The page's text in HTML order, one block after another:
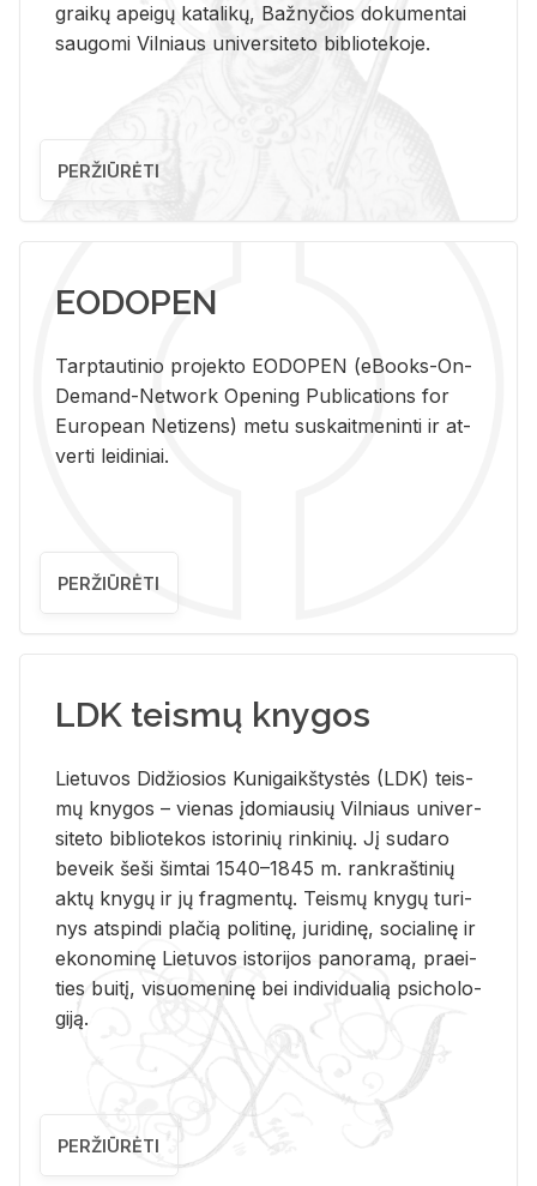
graikų apeigų katalikų, Bažnyčios dokumentai
saugomi Vilniaus universiteto bibliotekoje.
PERŽIŪRĖTI
EODOPEN
Tarp­tau­ti­nio pro­jek­to EO­DO­PEN (eBo­oks-On-
De­mand-Ne­twork Ope­ning Pub­li­ca­tions for
Eu­ro­pe­an Ne­ti­zens) metu su­skait­me­nin­ti ir at­
ver­ti lei­di­niai.
PERŽIŪRĖTI
LDK teismų knygos
Lie­tu­vos Di­džio­sios Ku­ni­gaikš­tys­tės (LDK) teis­
mų kny­gos – vie­nas įdo­miau­sių Vil­niaus uni­ver­
si­te­to bi­b­lio­te­kos is­to­ri­nių rin­ki­nių. Jį su­da­ro
be­veik šeši šim­tai 1540–1845 m. rank­raš­ti­nių
aktų kny­gų ir jų frag­men­tų. Teis­mų kny­gų tu­ri­
nys at­spin­di pla­čią po­li­ti­nę, ju­ri­di­nę, so­cia­li­nę ir
eko­no­mi­nę Lie­tu­vos is­to­ri­jos pa­no­ra­mą, pra­ei­
ties bui­tį, vi­suo­me­ni­nę bei in­di­vi­dua­lią psi­cho­lo­
gi­ją.
PERŽIŪRĖTI